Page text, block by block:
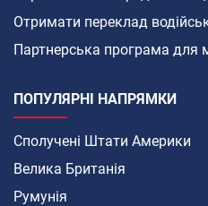
Отримати переклад
Партнерська програма для
ПОПУЛЯРНІ НАПРЯМКИ
Сполучені Штати Америки
Велика Британія
Румунія